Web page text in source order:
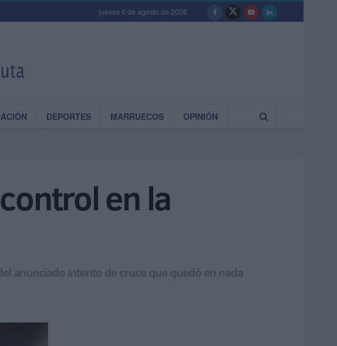
jueves 6 de agosto de 2026
DEPORTES MARRUECOS OPINIÓN
en la
anunciado intento de cruce que quedó en nada